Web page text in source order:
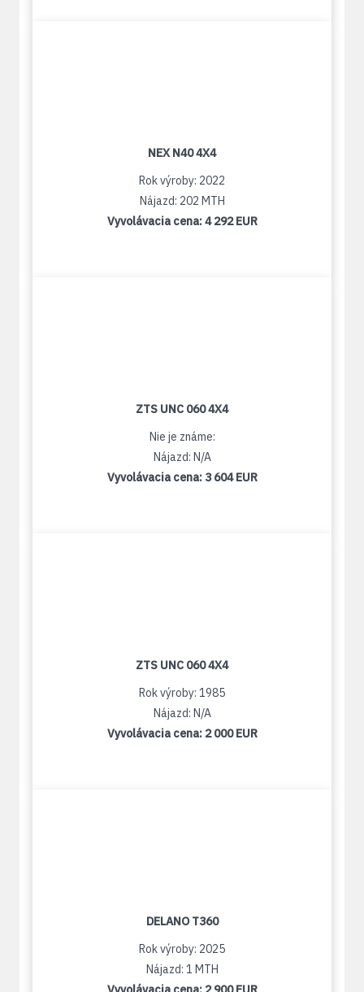
NEX N40 4X4
Rok výroby: 2022
Nájazd: 202 MTH
Vyvolávacia cena:4 292 EUR
ZTS UNC 060 4X4
Nie je známe:
Nájazd: N/A
Vyvolávacia cena: 3 604 EUR
ZTS UNC 060 4X4
Rok výroby: 1985
Nájazd: N/A
Vyvolávacia cena: 2 000 EUR
DELANO T360
Rok výroby: 2025
Nájazd: 1 MTH